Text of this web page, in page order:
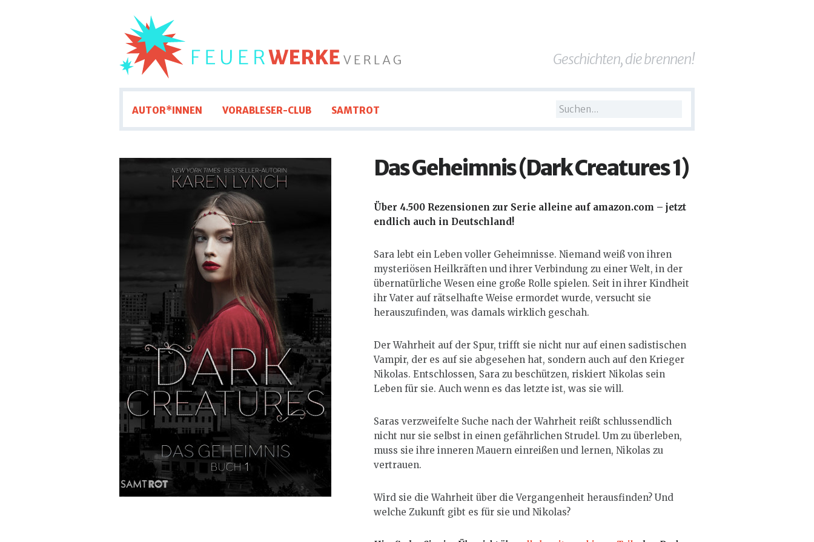
Geschichten, die brennen!
AUTOR*INNEN VORABLESER-CLUB SAMTROT
Das Geheimnis (Dark Creatures 1)
Über 4.500 Rezensionen zur Serie alleine auf amazon.com – jetzt
endlich auch in Deutschland!
Sara lebt ein Leben voller Geheimnisse. Niemand weiß von ihren
mysteriösen Heilkräften und ihrer Verbindung zu einer Welt, in der
übernatürliche Wesen eine große Rolle spielen. Seit in ihrer Kindheit
ihr Vater auf rätselhafte Weise ermordet wurde, versucht sie
herauszufinden, was damals wirklich geschah.
Der Wahrheit auf der Spur, trifft sie nicht nur auf einen sadistischen
Vampir, der es auf sie abgesehen hat, sondern auch auf den Krieger
Nikolas. Entschlossen, Sara zu beschützen, riskiert Nikolas sein
Leben für sie. Auch wenn es das letzte ist, was sie will.
Saras verzweifelte Suche nach der Wahrheit reißt schlussendlich
nicht nur sie selbst in einen gefährlichen Strudel. Um zu überleben,
muss sie ihre inneren Mauern einreißen und lernen, Nikolas zu
vertrauen.
Wird sie die Wahrheit über die Vergangenheit herausfinden? Und
welche Zukunft gibt es für sie und Nikolas?